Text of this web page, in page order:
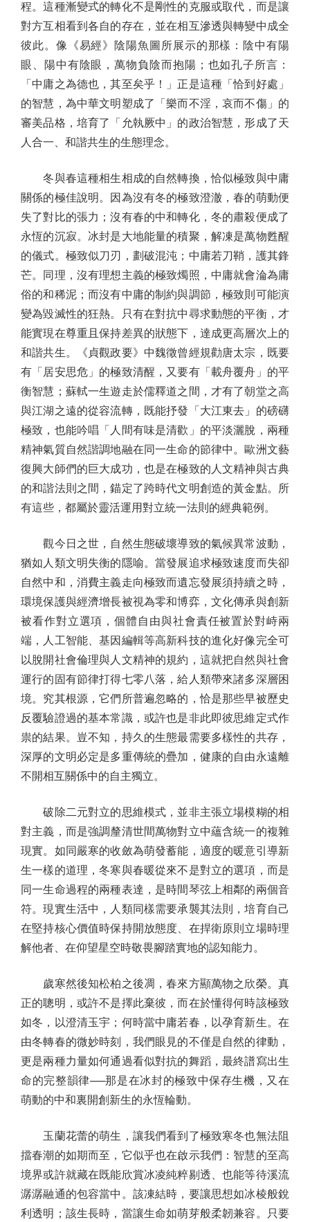
程。這種漸變式的轉化不是剛性的克服或取代，而是讓
對方互相看到各自的存在，並在相互滲透與轉變中成全
彼此。像《易經》陰陽魚圖所展示的那樣：陰中有陽
眼、陽中有陰眼，萬物負陰而抱陽；也如孔子所言：
「中庸之為德也，其至矣乎！」正是這種「恰到好處」
的智慧，為中華文明塑成了「樂而不淫，哀而不傷」的
審美品格，培育了「允執厥中」的政治智慧，形成了天
人合一、和諧共生的生態理念。
冬與春這種相生相成的自然轉換，恰似極致與中庸
關係的極佳說明。因為沒有冬的極致澄澈，春的萌動便
失了對比的張力；沒有春的中和轉化，冬的肅殺便成了
永恆的沉寂。冰封是大地能量的積聚，解凍是萬物甦醒
的儀式。極致似刀刃，劃破混沌；中庸若刀鞘，護其鋒
芒。同理，沒有理想主義的極致燭照，中庸就會淪為庸
俗的和稀泥；而沒有中庸的制約與調節，極致則可能演
變為毀滅性的狂熱。只有在對抗中尋求動態的平衡，才
能實現在尊重且保持差異的狀態下，達成更高層次上的
和諧共生。《貞觀政要》中魏徵曾經規勸唐太宗，既要
有「居安思危」的極致清醒，又要有「載舟覆舟」的平
衡智慧；蘇軾一生遊走於儒釋道之間，才有了朝堂之高
與江湖之遠的從容流轉，既能抒發「大江東去」的磅礴
極致，也能吟唱「人間有味是清歡」的平淡灑脫，兩種
精神氣質自然諧調地融在同一生命的節律中。歐洲文藝
復興大師們的巨大成功，也是在極致的人文精神與古典
的和諧法則之間，錨定了跨時代文明創造的黃金點。所
有這些，都屬於靈活運用對立統一法則的經典範例。
觀今日之世，自然生態破壞導致的氣候異常波動，
猶如人類文明失衡的隱喻。當發展追求極致速度而失卻
自然中和，消費主義走向極致而遺忘發展須持續之時，
環境保護與經濟增長被視為零和博弈，文化傳承與創新
被看作對立選項，個體自由與社會責任被置於對峙兩
端，人工智能、基因編輯等高新科技的進化好像完全可
以脫開社會倫理與人文精神的規約，這就把自然與社會
運行的固有節律打得七零八落，給人類帶來諸多深層困
境。究其根源，它們所普遍忽略的，恰是那些早被歷史
反覆驗證過的基本常識，或許也是非此即彼思維定式作
祟的結果。豈不知，持久的生態最需要多樣性的共存，
深厚的文明必定是多重傳統的疊加，健康的自由永遠離
不開相互關係中的自主獨立。
破除二元對立的思維模式，並非主張立場模糊的相
對主義，而是強調釐清世間萬物對立中蘊含統一的複雜
現實。如同嚴寒的收斂為萌發蓄能，適度的暖意引導新
生一樣的道理，冬寒與春暖從來不是對立的選項，而是
同一生命過程的兩種表達，是時間琴弦上相鄰的兩個音
符。現實生活中，人類同樣需要承襲其法則，培育自己
在堅持核心價值時保持開放態度、在捍衛原則立場時理
解他者、在仰望星空時敬畏腳踏實地的認知能力。
歲寒然後知松柏之後凋，春來方顯萬物之欣榮。真
正的聰明，或許不是擇此棄彼，而在於懂得何時該極致
如冬，以澄清玉宇；何時當中庸若春，以孕育新生。在
由冬轉春的微妙時刻，我們眼見的不僅是自然的律動，
更是兩種力量如何通過看似對抗的舞蹈，最終譜寫出生
命的完整韻律──那是在冰封的極致中保存生機，又在
萌動的中和裏開創新生的永恆輪動。
玉蘭花蕾的萌生，讓我們看到了極致寒冬也無法阻
擋春潮的如期而至，它似乎也在啟示我們：智慧的至高
境界或許就藏在既能欣賞冰凌純粹剔透、也能等待溪流
潺潺融通的包容當中。該凍結時，要讓思想如冰棱般銳
利透明；該生長時，當讓生命如萌芽般柔韌兼容。只要